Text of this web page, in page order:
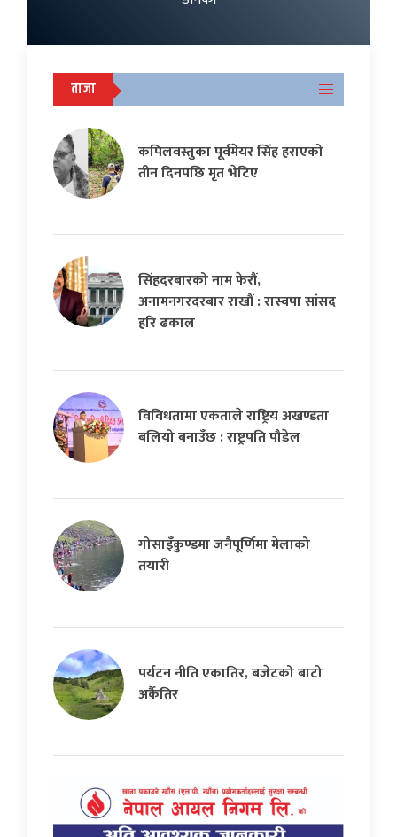
ताजा
कपिलवस्तुका पूर्वमेयर सिंह हराएको
तीन दिनपछि मृत भेटिए
सिंहदरबारको नाम फेरौं,
अनामनगरदरबार राखौं : रास्वपा सांसद
हरि ढकाल
विविधतामा एकताले राष्ट्रिय अखण्डता
बलियो बनाउँछ : राष्ट्रपति पौडेल
गोसाइँकुण्डमा जनैपूर्णिमा मेलाको
तयारी
पर्यटन नीति एकातिर, बजेटको बाटो
अर्कैतिर